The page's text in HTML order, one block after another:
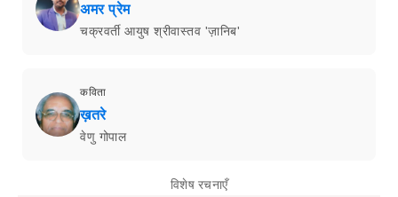
अमर प्रेम
चक्रवर्ती आयुष श्रीवास्तव 'ज़ानिब'
कविता
ख़तरे
वेणु गोपाल
विशेष रचनाएँ